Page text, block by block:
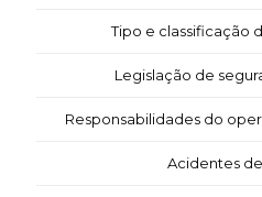
Tipo e classificação
Legislação de
Responsabilidades do
Acidentes